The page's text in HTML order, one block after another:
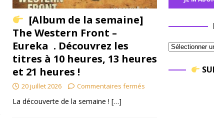
[Album de la semaine]
The Western Front –
Eureka . Découvrez les
titres à 10 heures, 13 heures
et 21 heures !
20 juillet 2026 Commentaires fermés
La découverte de la semaine ! […]